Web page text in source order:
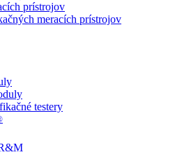
prístrojov
meracích prístrojov
testery